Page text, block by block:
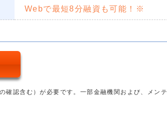
Webで最短8分融資も可能！※
認含む）が必要です。一部金融機関および、メンテ